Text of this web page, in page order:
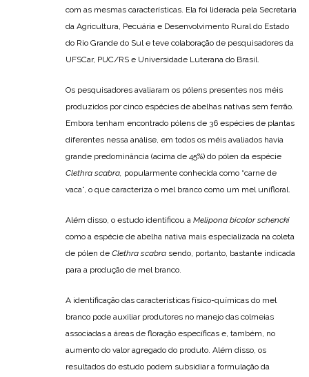
com as mesmas características. Ela foi liderada pela Secretaria
da Agricultura, Pecuária e Desenvolvimento Rural do Estado
do Rio Grande do Sul e teve colaboração de pesquisadores da
UFSCar, PUC/RS e Universidade Luterana do Brasil.
Os pesquisadores avaliaram os pólens presentes nos méis
produzidos por cinco espécies de abelhas nativas sem ferrão.
Embora tenham encontrado pólens de 36 espécies de plantas
diferentes nessa análise, em todos os méis avaliados havia
grande predominância (acima de 45%) do pólen da espécie
Clethra scabra, popularmente conhecida como “carne de
vaca”, o que caracteriza o mel branco como um mel unifloral.
Além disso, o estudo identificou a Melipona bicolor schencki
como a espécie de abelha nativa mais especializada na coleta
de pólen de Clethra scabra sendo, portanto, bastante indicada
para a produção de mel branco.
A identificação das características físico-químicas do mel
branco pode auxiliar produtores no manejo das colmeias
associadas a áreas de floração específicas e, também, no
aumento do valor agregado do produto. Além disso, os
resultados do estudo podem subsidiar a formulação da